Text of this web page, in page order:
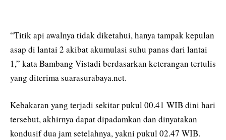
“Titik api awalnya tidak diketahui, hanya tampak kepulan
asap di lantai 2 akibat akumulasi suhu panas dari lantai
1,” kata Bambang Vistadi berdasarkan keterangan tertulis
yang diterima suarasurabaya.net.
Kebakaran yang terjadi sekitar pukul 00.41 WIB dini hari
tersebut, akhirnya dapat dipadamkan dan dinyatakan
kondusif dua jam setelahnya, yakni pukul 02.47 WIB.